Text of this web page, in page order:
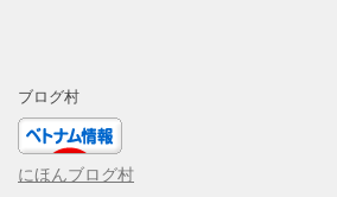
ブログ村
にほんブログ村